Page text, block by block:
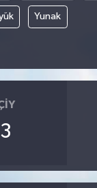
Yunak
3